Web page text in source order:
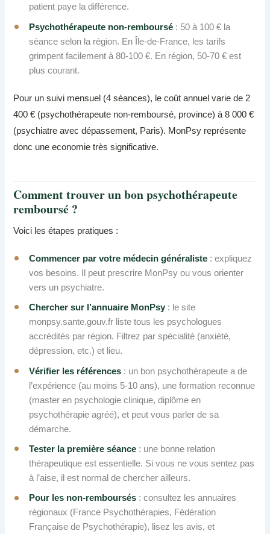
patient paye la différence.
Psychothérapeute non-remboursé : 50 à 100 € la
séance selon la région. En Île-de-France, les tarifs
grimpent facilement à 80-100 €. En région, 50-70 € est
plus courant.
Pour un suivi mensuel (4 séances), le coût annuel varie de 2
400 € (psychothérapeute non-remboursé, province) à 8 000 €
(psychiatre avec dépassement, Paris). MonPsy représente
donc une economie très significative.
Comment trouver un bon psychothérapeute
remboursé ?
Voici les étapes pratiques :
Commencer par votre médecin généraliste : expliquez
vos besoins. Il peut prescrire MonPsy ou vous orienter
vers un psychiatre.
Chercher sur l’annuaire MonPsy : le site
monpsy.sante.gouv.fr liste tous les psychologues
accrédités par région. Filtrez par spécialité (anxiété,
dépression, etc.) et lieu.
Vérifier les références : un bon psychothérapeute a de
l’expérience (au moins 5-10 ans), une formation reconnue
(master en psychologie clinique, diplôme en
psychothérapie agréé), et peut vous parler de sa
démarche.
Tester la première séance : une bonne relation
thérapeutique est essentielle. Si vous ne vous sentez pas
à l’aise, il est normal de chercher ailleurs.
Pour les non-remboursés : consultez les annuaires
régionaux (France Psychothérapies, Fédération
Française de Psychothérapie), lisez les avis, et